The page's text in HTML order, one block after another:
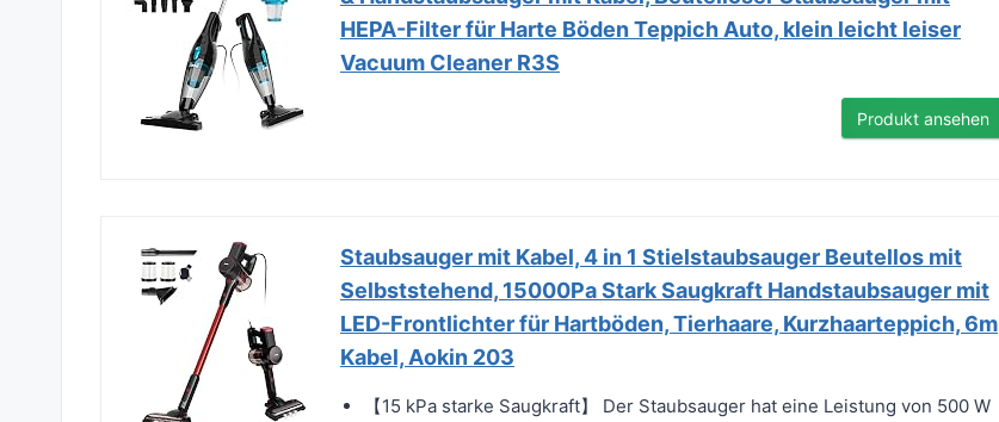
HEPA-Filter für Harte Böden Teppich Auto, klein leicht leiser
Vacuum Cleaner R3S
Produkt ansehen
Staubsauger mit Kabel, 4 in 1 Stielstaubsauger Beutellos mit
Selbststehend, 15000Pa Stark Saugkraft Handstaubsauger mit
LED-Frontlichter für Hartböden, Tierhaare, Kurzhaarteppich, 6m
Kabel, Aokin 203
【15 kPa starke Saugkraft】 Der Staubsauger hat eine Leistung von 500 W